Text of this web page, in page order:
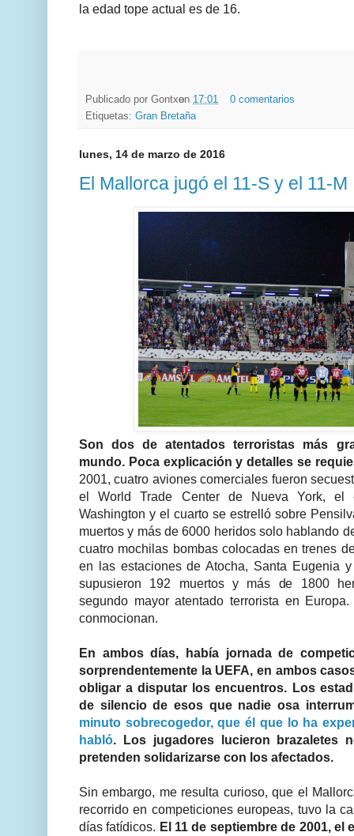
la edad tope actual es de 16.
Publicado por Gontxoen 17:01
0 comentarios
Etiquetas: Gran Bretaña
lunes, 14 de marzo de 2016
El Mallorca jugó el 11-S y el 11-M
Son dos de atentados terroristas más
mundo. Poca explicación y detalles se
2001, cuatro aviones comerciales fueron
el World Trade Center de Nueva York, el
Washington y el cuarto se estrelló sobre
muertos y más de 6000 heridos solo hablando
cuatro mochilas bombas colocadas en trenes
en las estaciones de Atocha, Santa Eugenia
supusieron 192 muertos y más de 1800
segundo mayor atentado terrorista en
conmocionan.
En ambos días, había jornada de
sorprendentemente la UEFA, en ambos
obligar a disputar los encuentros. Los
de silencio de esos que nadie osa
minuto sobrecogedor, que él que lo ha
habló. Los jugadores lucieron brazaletes
pretenden solidarizarse con los afectados.
Sin embargo, me resulta curioso, que el
recorrido en competiciones europeas, tuvo la
días fatídicos. El 11 de septiembre de 2001,